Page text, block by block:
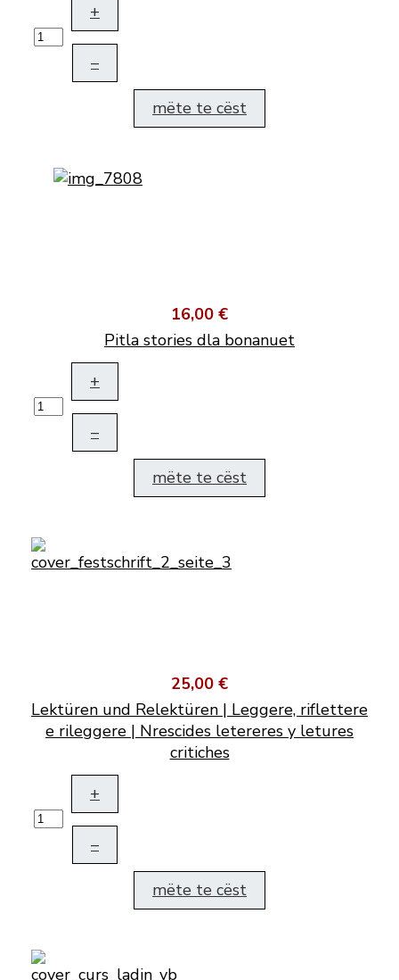
+
–
mëte te cëst
16,00 €
Pitla stories dla bonanuet
+
–
mëte te cëst
25,00 €
Lektüren und Relektüren | Leggere, riflettere
e rileggere | Nrescides letereres y letures
critiches
+
–
mëte te cëst